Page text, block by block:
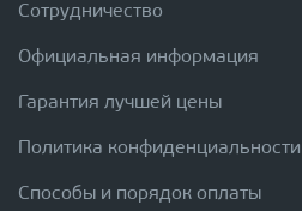
Сотрудничество
Официальная информация
Гарантия лучшей цены
Политика конфиденциальности
Способы и порядок оплаты